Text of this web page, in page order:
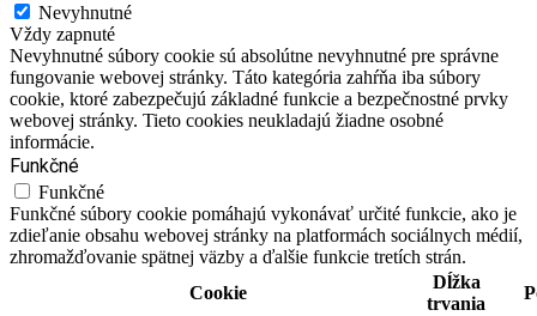
Nevyhnutné
Vždy zapnuté
Nevyhnutné súbory cookie sú absolútne nevyhnutné pre správne
fungovanie webovej stránky. Táto kategória zahŕňa iba súbory
cookie, ktoré zabezpečujú základné funkcie a bezpečnostné prvky
webovej stránky. Tieto cookies neukladajú žiadne osobné
informácie.
Funkčné
Funkčné
Funkčné súbory cookie pomáhajú vykonávať určité funkcie, ako je
zdieľanie obsahu webovej stránky na platformách sociálnych médií,
zhromažďovanie spätnej väzby a ďalšie funkcie tretích strán.
Cookie
Dĺžka
trvania